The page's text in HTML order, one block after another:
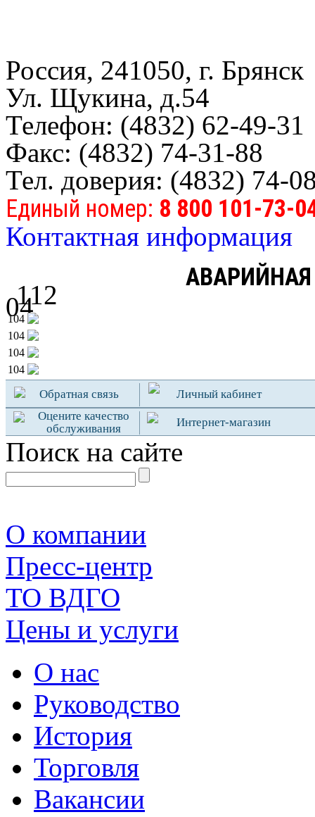
Россия, 241050, г. Брянск
Ул. Щукина, д.54
Телефон: (4832) 62-49-31
Факс: (4832) 74-31-88
Тел. доверия: (4832) 74-
Единый номер: 8 800 101-73-
Контактная информация
04
112
104
104
104
104
Обратная связь
Личный кабинет
Оцените качество
обслуживания
Интернет-магазин
Поиск на сайте
О компании
Пресс-центр
TO ВДГО
Цены и услуги
О нас
Руководство
История
Торговля
Вакансии